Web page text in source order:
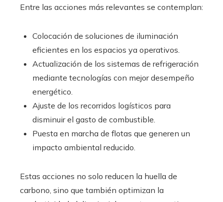
Entre las acciones más relevantes se contemplan:
Colocación de soluciones de iluminación
eficientes en los espacios ya operativos.
Actualización de los sistemas de refrigeración
mediante tecnologías con mejor desempeño
energético.
Ajuste de los recorridos logísticos para
disminuir el gasto de combustible.
Puesta en marcha de flotas que generen un
impacto ambiental reducido.
Estas acciones no solo reducen la huella de
carbono, sino que también optimizan la